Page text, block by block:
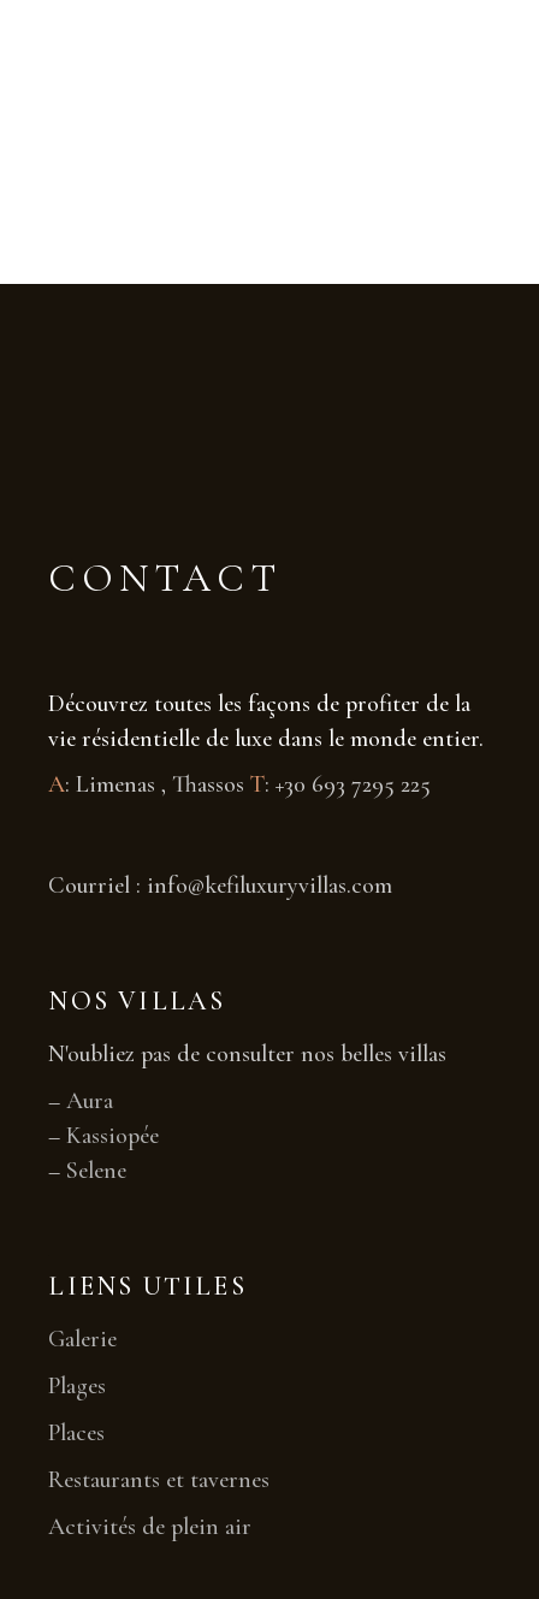
CONTACT
Découvrez toutes les façons de profiter de la
vie résidentielle de luxe dans le monde entier.
A: Limenas , ThassosT: +30 693 7295 225
Courriel : info@kefiluxuryvillas.com
NOS VILLAS
N'oubliez pas de consulter nos belles villas
–Aura
–Kassiopée
– Selene
LIENS UTILES
Galerie
Plages
Places
Restaurants et tavernes
Activités de plein air